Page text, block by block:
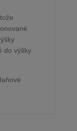
do výšky